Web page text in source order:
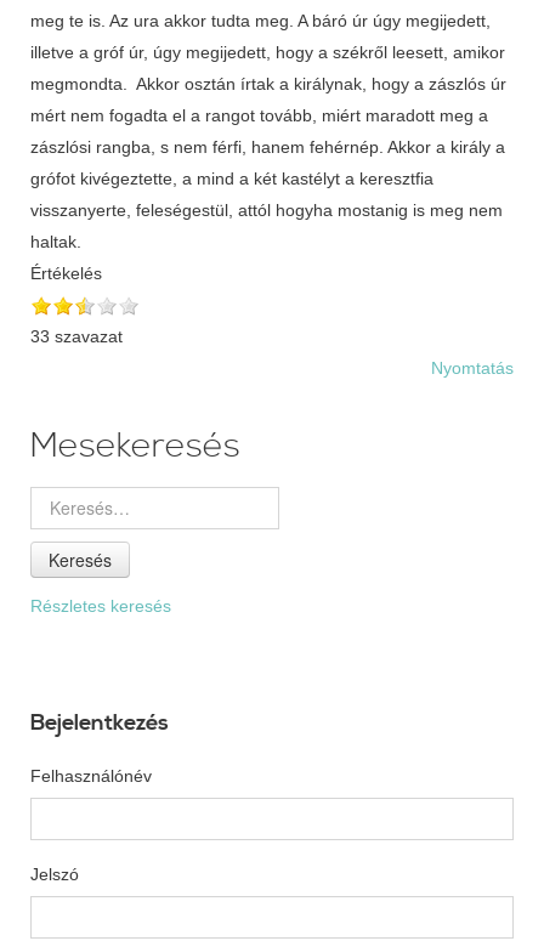
meg te is. Az ura akkor tudta meg. A báró úr úgy megijedett,
illetve a gróf úr, úgy megijedett, hogy a székről leesett, amikor
megmondta. Akkor osztán írtak a királynak, hogy a zászlós úr
mért nem fogadta el a rangot tovább, miért maradott meg a
zászlósi rangba, s nem férfi, hanem fehérnép. Akkor a király a
grófot kivégeztette, a mind a két kastélyt a keresztfia
visszanyerte, feleségestül, attól hogyha mostanig is meg nem
haltak.
Értékelés
33 szavazat
Nyomtatás
Mesekeresés
Keresés
Részletes keresés
Bejelentkezés
Felhasználónév
Jelszó